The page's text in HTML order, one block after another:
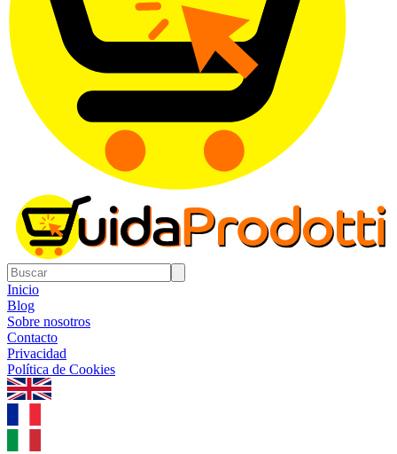
Inicio
Blog
Sobre nosotros
Contacto
Privacidad
Política de Cookies